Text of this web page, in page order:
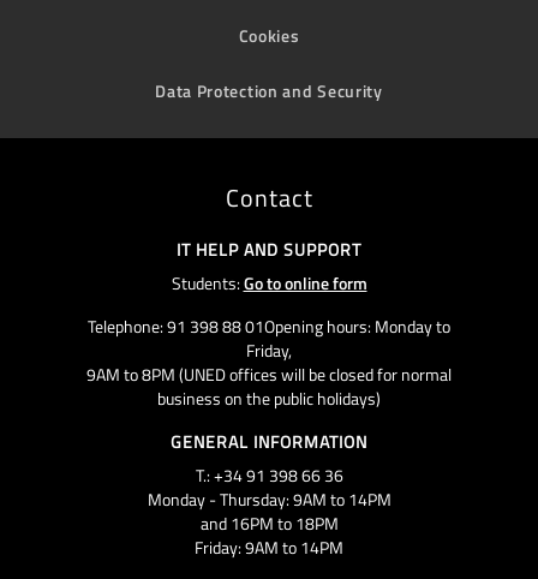
Cookies
Data Protection and Security
Contact
IT HELP AND SUPPORT
Students:Go to online form
Telephone: 91 398 88 01Opening hours: Monday to
Friday,
9AM to 8PM (UNED offices will be closed for normal
business on the public holidays)
GENERAL INFORMATION
T.: +34 91 398 66 36
Monday - Thursday: 9AM to 14PM
and 16PM to 18PM
Friday: 9AM to 14PM